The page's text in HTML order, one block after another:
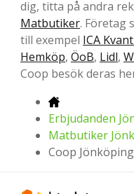
dig, titta på andra
Matbutiker. Företag
till exempel ICA
Hemköp, ÖoB, Lidl,
Coop besök deras
Erbjudanden
Matbutiker
Coop Jönköping